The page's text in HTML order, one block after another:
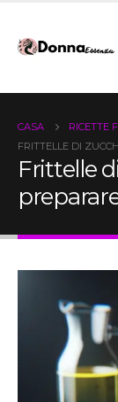
CASA
RICETTE
FRITTELLE DI
Frittelle